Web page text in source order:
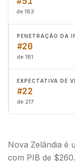
de 183
PENETRAÇÃO DA
#20
de 181
#22
de 217
Nova Zelândia é
com PIB de